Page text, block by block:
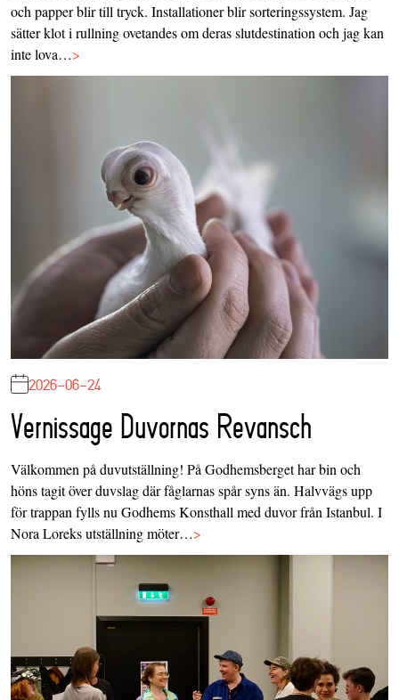
och papper blir till tryck. Installationer blir sorteringssystem. Jag
sätter klot i rullning ovetandes om deras slutdestination och jag kan
inte lova…>
2026-06-24
Vernissage Duvornas Revansch
Välkommen på duvutställning! På Godhemsberget har bin och
höns tagit över duvslag där fåglarnas spår syns än. Halvvägs upp
för trappan fylls nu Godhems Konsthall med duvor från Istanbul. I
Nora Loreks utställning möter…>